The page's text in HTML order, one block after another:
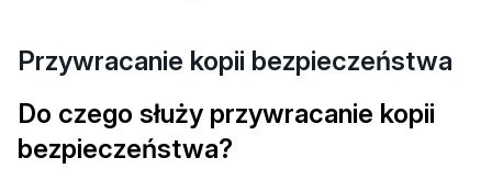
Przywracanie kopii bezpieczeństwa
Do czego służy przywracanie kopii
bezpieczeństwa?